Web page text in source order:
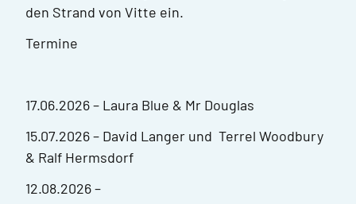
den Strand von Vitte ein.
Termine
17.06.2026 – Laura Blue & Mr Douglas
15.07.2026 – David Langer und Terrel Woodbury
& Ralf Hermsdorf
12.08.2026 –